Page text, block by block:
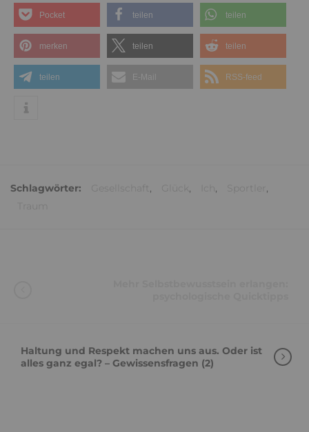
Pocket teilen teilen
merken teilen teilen
teilen E-Mail RSS-feed
Schlagwörter:
Haltung und Respekt machen uns aus. Oder ist
alles ganz egal? – Gewissensfragen (2)